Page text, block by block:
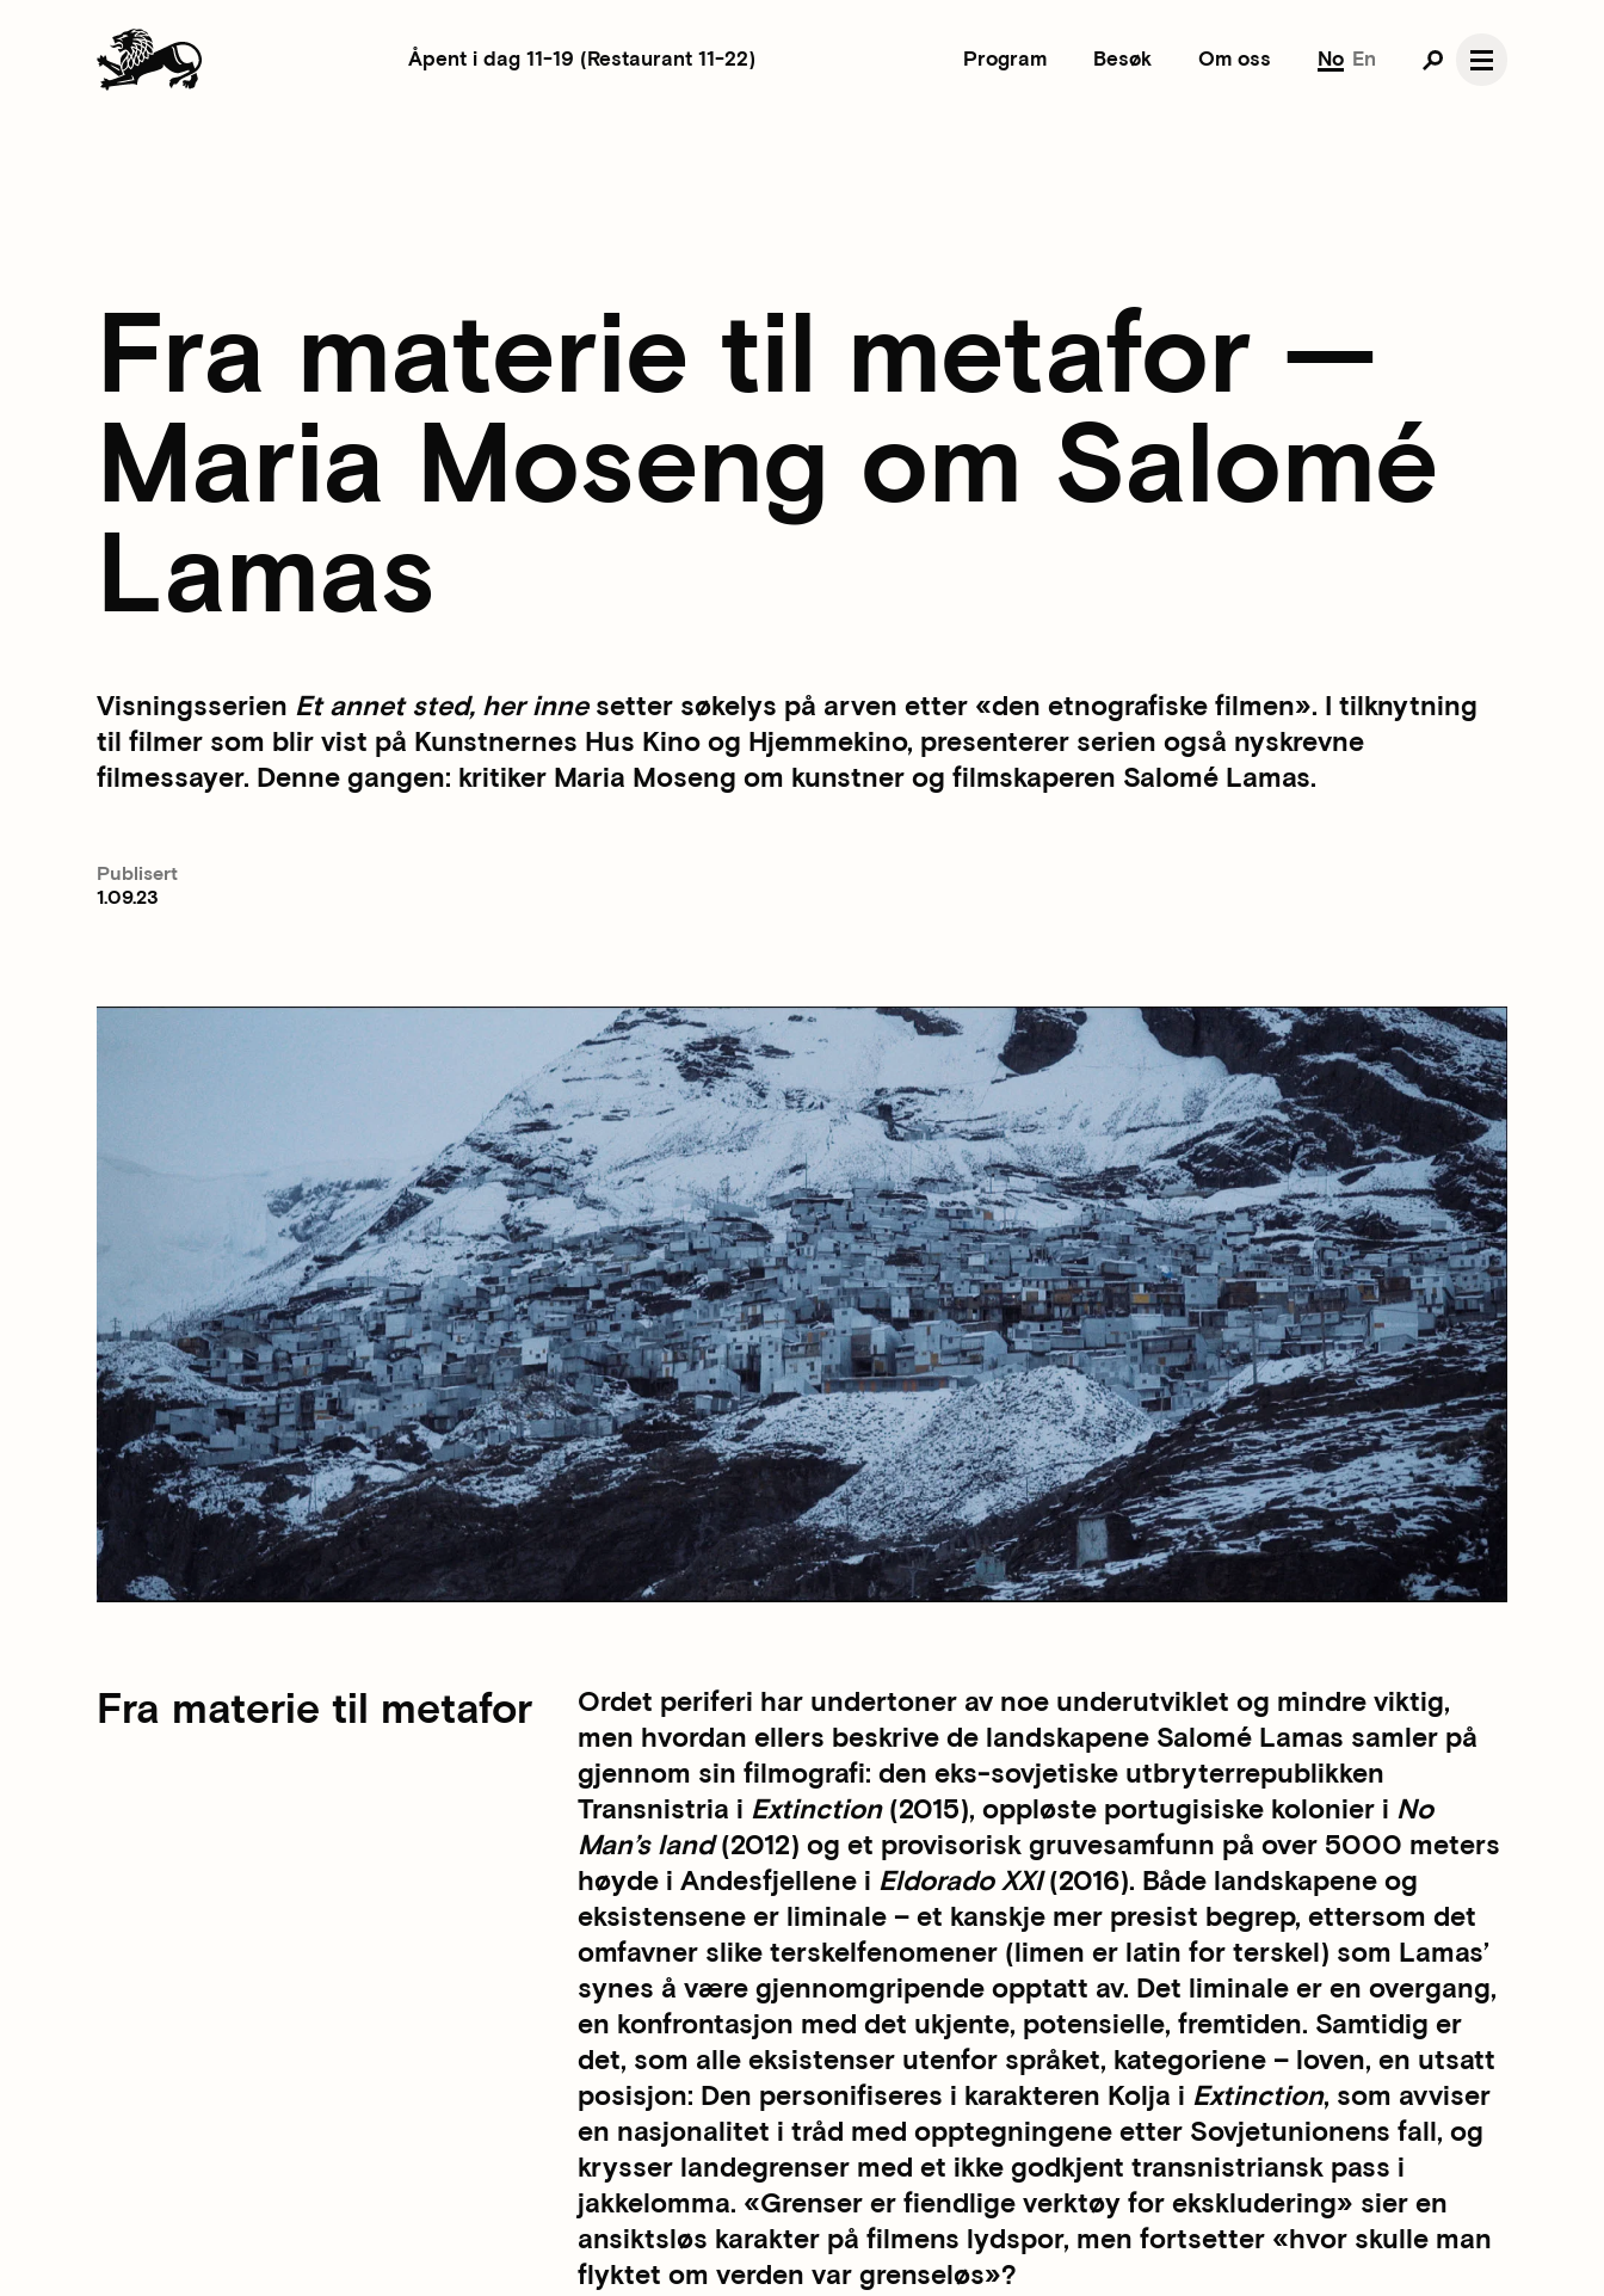
Åpent i dag 11-19 (Restaurant 11-22) Program Besøk Om oss No En
Fra materie til metafor —
Maria Moseng om Salomé
Lamas
Visningsserien Et annet sted, her innesetter søkelys på arven etter «den etnografiske filmen». I tilknytning
til filmer som blir vist på Kunstnernes Hus Kino og Hjemmekino, presenterer serien også nyskrevne
filmessayer. Denne gangen: kritiker Maria Moseng om kunstner og filmskaperen Salomé Lamas.
Publisert
1.09.23
Fra materie til metafor
Ordet periferi har undertoner av noe underutviklet og mindre viktig,
men hvordan ellers beskrive de landskapene Salomé Lamas samler på
gjennom sin filmografi: den eks-sovjetiske utbryterrepublikken
Transnistria i Extinction(2015), oppløste portugisiske kolonier i No
Man’s land(2012) og et provisorisk gruvesamfunn på over 5000 meters
høyde i Andesfjellene i Eldorado XXI(2016). Både landskapene og
eksistensene er liminale – et kanskje mer presist begrep, ettersom det
omfavner slike terskelfenomener (limen er latin for terskel) som Lamas’
synes å være gjennomgripende opptatt av. Det liminale er en overgang,
en konfrontasjon med det ukjente, potensielle, fremtiden. Samtidig er
det, som alle eksistenser utenfor språket, kategoriene – loven, en utsatt
posisjon: Den personifiseres i karakteren Kolja i Extinction, som avviser
en nasjonalitet i tråd med opptegningene etter Sovjetunionens fall, og
krysser landegrenser med et ikke godkjent transnistriansk pass i
jakkelomma. «Grenser er fiendlige verktøy for ekskludering» sier en
ansiktsløs karakter på filmens lydspor, men fortsetter «hvor skulle man
flyktet om verden var grenseløs»?